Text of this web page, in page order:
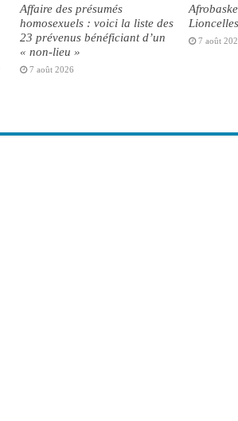
Affaire des présumés
homosexuels : voici la liste des
23 prévenus bénéficiant d’un
« non-lieu »
7 août 2026
7 août